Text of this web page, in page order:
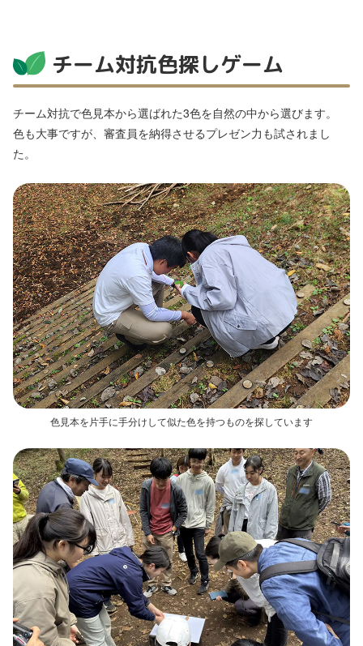
チーム対抗色探しゲーム
チーム対抗で色見本から選ばれた3色を自然の中から選びます。
色も大事ですが、審査員を納得させるプレゼン力も試されまし
た。
色見本を片手に手分けして似た色を持つものを探しています